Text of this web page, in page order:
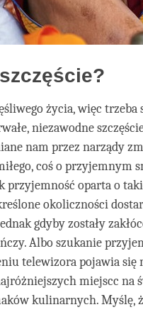
życia, więc
niezawodne
nam przez narządy
coś o przyjemnym
przyjemność oparta o
okoliczności
gdyby zostały
Albo szukanie
telewizora pojawia
miejscc na
kulinarnych. Myślę,